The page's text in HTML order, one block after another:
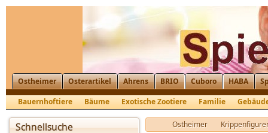
Ostheimer Osterartikel Ahrens BRIO Cuboro HABA
Bauernhoftiere
Bäume Exotische Zootiere Familie
Schnellsuche Ostheimer